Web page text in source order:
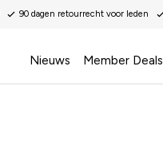
90 dagen retourrecht voor leden
Nieuws Member Deals